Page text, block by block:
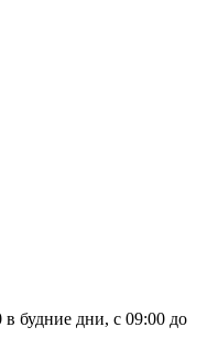
будние дни, с 09:00 до